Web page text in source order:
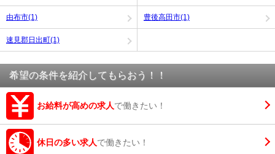
由布市(1) 豊後高田市(1)
速見郡日出町(1)
希望の条件を紹介してもらおう！！
お給料が高めの求人で働きたい！
休日の多い求人で働きたい！